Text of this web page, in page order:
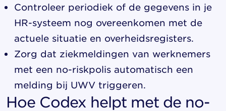
Controleer periodiek of de gegevens in je
HR-systeem nog overeenkomen met de
actuele situatie en overheidsregisters.
Zorg dat ziekmeldingen van werknemers
met een no-riskpolis automatisch een
melding bij UWV triggeren.
Hoe Codex helpt met de no-